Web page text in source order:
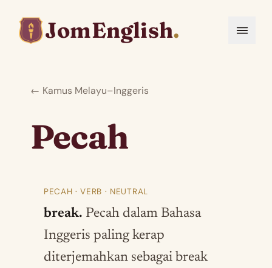
JomEnglish.
← Kamus Melayu–Inggeris
Pecah
PECAH · VERB · NEUTRAL
break. Pecah dalam Bahasa
Inggeris paling kerap
diterjemahkan sebagai break